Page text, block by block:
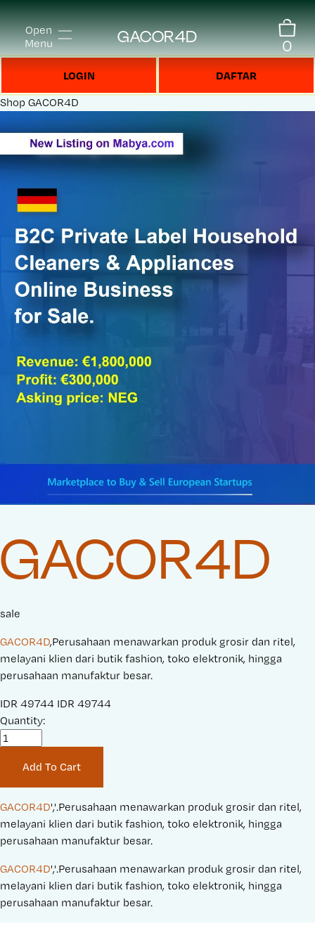
Open
Menu
GACOR4D 0
LOGIN DAFTAR
Shop GACOR4D
GACOR4D
sale
GACOR4D,Perusahaan menawarkan produk grosir dan ritel,
melayani klien dari butik fashion, toko elektronik, hingga
perusahaan manufaktur besar.
S
a
r
i
c
e
IDR 49744 O
n
a
l
P
i
c
e
IDR 49744
Quantity:
Add To Cart
GACOR4D','.Perusahaan menawarkan produk grosir dan ritel,
melayani klien dari butik fashion, toko elektronik, hingga
perusahaan manufaktur besar.
GACOR4D','.Perusahaan menawarkan produk grosir dan ritel,
melayani klien dari butik fashion, toko elektronik, hingga
perusahaan manufaktur besar.